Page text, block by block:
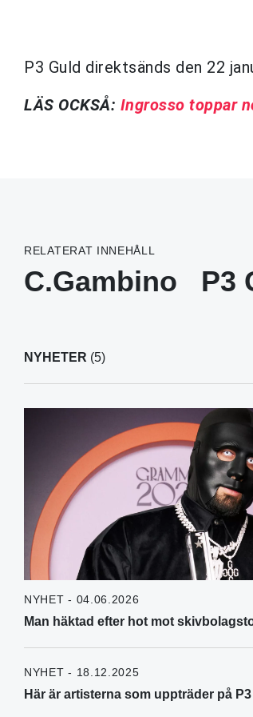
P3 Guld direktsänds den 22
LÄS OCKSÅ: Ingrosso toppar
RELATERAT INNEHÅLL
C.Gambino P3
NYHETER (5)
NYHET - 04.06.2026
Man häktad efter hot mot
NYHET - 18.12.2025
Här är artisterna som uppträder på P3